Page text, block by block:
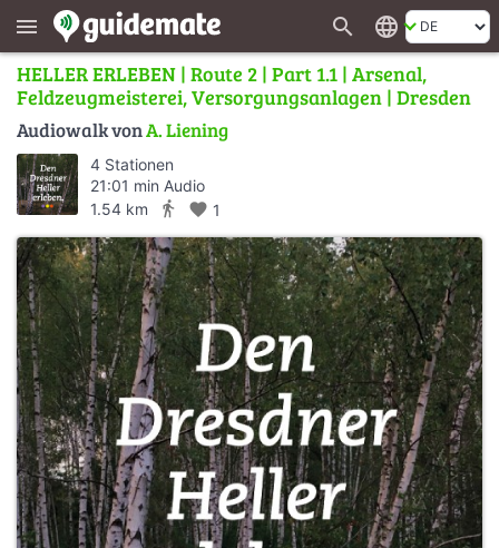
menu search
language
HELLER ERLEBEN | Route 2 | Part 1.1 | Arsenal,
Feldzeugmeisterei, Versorgungsanlagen | Dresden
Audiowalk vonA. Liening
4 Stationen
21:01 min Audio
1.54 km
directions_walk favorite 1